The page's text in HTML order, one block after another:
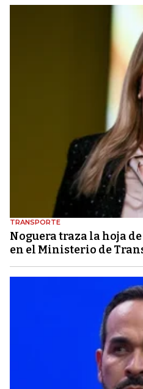
TRANSPORTE
Noguera traza la hoja
en el Ministerio de